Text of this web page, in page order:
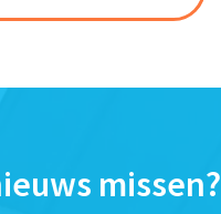
missen?